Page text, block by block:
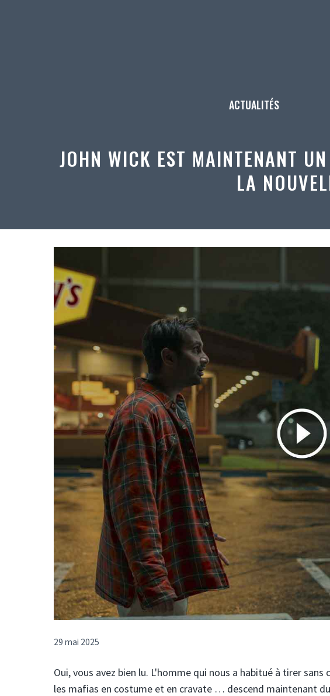
ACTUALITÉS
JOHN WICK EST MAINTENANT
LA
29 mai 2025
Oui, vous avez bien lu. L'homme qui nous a habitué à tirer
les mafias en costume et en cravate … descend maintenant